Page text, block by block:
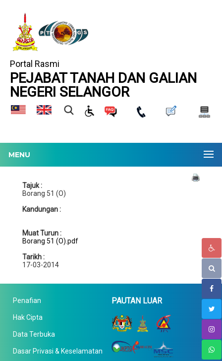
Portal Rasmi
PEJABAT TANAH DAN GALIAN
NEGERI SELANGOR
MENU
Tajuk :
Borang 51 (O)
Kandungan :
Muat Turun :
Borang 51 (O).pdf
Tarikh :
17-03-2014
Penafian
Hak Cipta
Data Terbuka
Dasar Privasi & Keselamatan
PAUTAN LUAR